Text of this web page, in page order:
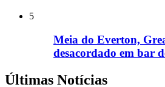
5
Meia do Everton,
desacordado em bar
Últimas Notícias